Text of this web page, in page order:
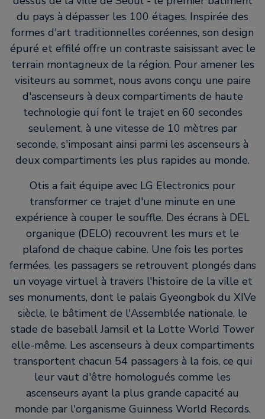
du pays à dépasser les 100 étages. Inspirée des
formes d'art traditionnelles coréennes, son design
épuré et effilé offre un contraste saisissant avec le
terrain montagneux de la région. Pour amener les
visiteurs au sommet, nous avons conçu une paire
d'ascenseurs à deux compartiments de haute
technologie qui font le trajet en 60 secondes
seulement, à une vitesse de 10 mètres par
seconde, s'imposant ainsi parmi les ascenseurs à
deux compartiments les plus rapides au monde.
Otis a fait équipe avec LG Electronics pour
transformer ce trajet d'une minute en une
expérience à couper le souffle. Des écrans à DEL
organique (DELO) recouvrent les murs et le
plafond de chaque cabine. Une fois les portes
fermées, les passagers se retrouvent plongés dans
un voyage virtuel à travers l'histoire de la ville et
ses monuments, dont le palais Gyeongbok du XIVe
siècle, le bâtiment de l'Assemblée nationale, le
stade de baseball Jamsil et la Lotte World Tower
elle-même. Les ascenseurs à deux compartiments
transportent chacun 54 passagers à la fois, ce qui
leur vaut d'être homologués comme les
ascenseurs ayant la plus grande capacité au
monde par l'organisme Guinness World Records.